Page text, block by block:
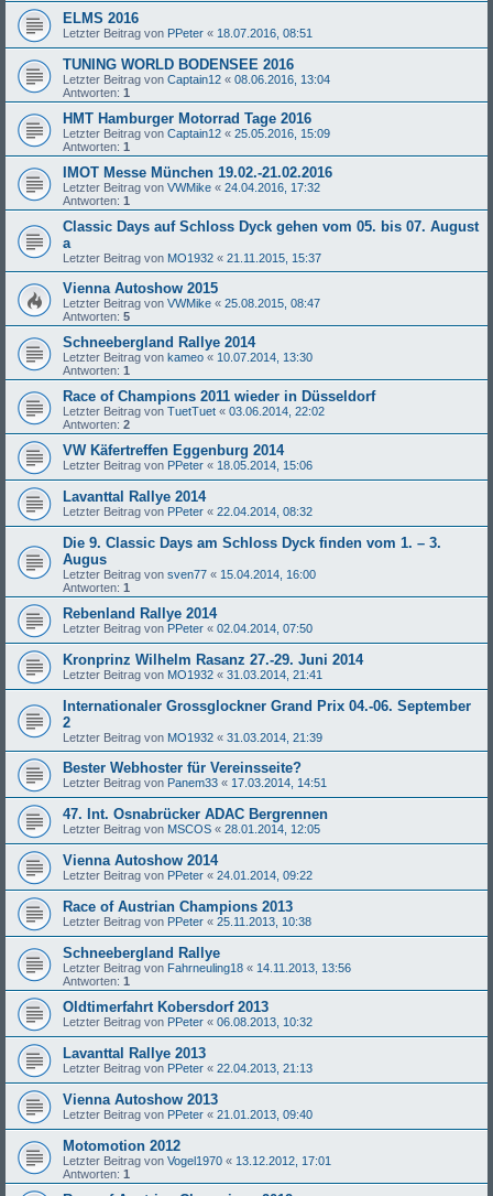
ELMS 2016
Letzter Beitrag von PPeter « 18.07.2016, 08:51
TUNING WORLD BODENSEE 2016
Letzter Beitrag von Captain12 « 08.06.2016, 13:04
Antworten: 1
HMT Hamburger Motorrad Tage 2016
Letzter Beitrag von Captain12 « 25.05.2016, 15:09
Antworten: 1
IMOT Messe München 19.02.-21.02.2016
Letzter Beitrag von VWMike « 24.04.2016, 17:32
Antworten: 1
Classic Days auf Schloss Dyck gehen vom 05. bis 07. August
a
Letzter Beitrag von MO1932 « 21.11.2015, 15:37
Vienna Autoshow 2015
Letzter Beitrag von VWMike « 25.08.2015, 08:47
Antworten: 5
Schneebergland Rallye 2014
Letzter Beitrag von kameo « 10.07.2014, 13:30
Antworten: 1
Race of Champions 2011 wieder in Düsseldorf
Letzter Beitrag von TuetTuet « 03.06.2014, 22:02
Antworten: 2
VW Käfertreffen Eggenburg 2014
Letzter Beitrag von PPeter « 18.05.2014, 15:06
Lavanttal Rallye 2014
Letzter Beitrag von PPeter « 22.04.2014, 08:32
Die 9. Classic Days am Schloss Dyck finden vom 1. – 3.
Augus
Letzter Beitrag von sven77 « 15.04.2014, 16:00
Antworten: 1
Rebenland Rallye 2014
Letzter Beitrag von PPeter « 02.04.2014, 07:50
Kronprinz Wilhelm Rasanz 27.-29. Juni 2014
Letzter Beitrag von MO1932 « 31.03.2014, 21:41
Internationaler Grossglockner Grand Prix 04.-06. September
2
Letzter Beitrag von MO1932 « 31.03.2014, 21:39
Bester Webhoster für Vereinsseite?
Letzter Beitrag von Panem33 « 17.03.2014, 14:51
47. Int. Osnabrücker ADAC Bergrennen
Letzter Beitrag von MSCOS « 28.01.2014, 12:05
Vienna Autoshow 2014
Letzter Beitrag von PPeter « 24.01.2014, 09:22
Race of Austrian Champions 2013
Letzter Beitrag von PPeter « 25.11.2013, 10:38
Schneebergland Rallye
Letzter Beitrag von Fahrneuling18 « 14.11.2013, 13:56
Antworten: 1
Oldtimerfahrt Kobersdorf 2013
Letzter Beitrag von PPeter « 06.08.2013, 10:32
Lavanttal Rallye 2013
Letzter Beitrag von PPeter « 22.04.2013, 21:13
Vienna Autoshow 2013
Letzter Beitrag von PPeter « 21.01.2013, 09:40
Motomotion 2012
Letzter Beitrag von Vogel1970 « 13.12.2012, 17:01
Antworten: 1